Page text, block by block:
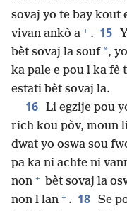
sovaj yo te bay kout
vivan ankò a + . 15
bèt sovaj la souf *,
ka pale e pou l ka
estati bèt sovaj la.
16 Li egzije pou
rich kou pòv, moun
dwat yo oswa sou
pa ka ni achte ni
non + bèt sovaj la
non l lan + . 18 Se